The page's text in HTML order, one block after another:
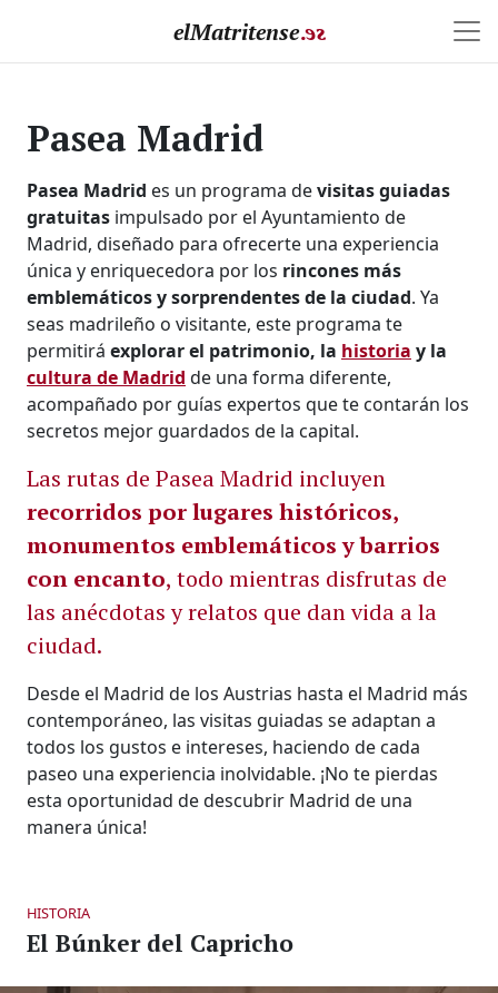
elMatritense.es
Pasea Madrid
Pasea Madrid es un programa devisitas guiadas
gratuitas impulsado por el Ayuntamiento de
Madrid, diseñado para ofrecerte una experiencia
única y enriquecedora por los rincones más
emblemáticos y sorprendentes de la ciudad. Ya
seas madrileño o visitante, este programa te
permitirá explorar el patrimonio, la historia y la
cultura de Madrid de una forma diferente,
acompañado por guías expertos que te contarán los
secretos mejor guardados de la capital.
Las rutas de Pasea Madrid incluyen
recorridos por lugares históricos,
monumentos emblemáticos y barrios
con encanto, todo mientras disfrutas de
las anécdotas y relatos que dan vida a la
ciudad.
Desde el Madrid de los Austrias hasta el Madrid más
contemporáneo, las visitas guiadas se adaptan a
todos los gustos e intereses, haciendo de cada
paseo una experiencia inolvidable. ¡No te pierdas
esta oportunidad de descubrir Madrid de una
manera única!
HISTORIA
El Búnker del Capricho